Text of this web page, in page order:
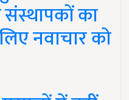
का
नवाचार को